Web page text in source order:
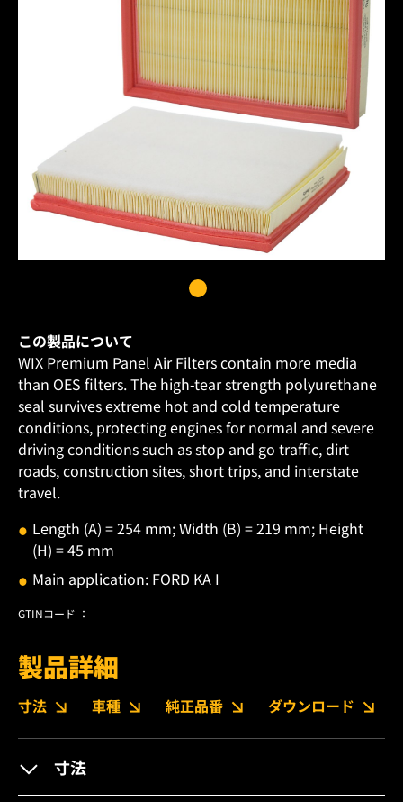
この製品について
WIX Premium Panel Air Filters contain more media
than OES filters. The high-tear strength polyurethane
seal survives extreme hot and cold temperature
conditions, protecting engines for normal and severe
driving conditions such as stop and go traffic, dirt
roads, construction sites, short trips, and interstate
travel.
Length (A) = 254 mm; Width (B) = 219 mm; Height
(H) = 45 mm
Main application: FORD KA I
GTINコード ：
製品詳細
寸法 車種 純正品番 ダウンロード
寸法